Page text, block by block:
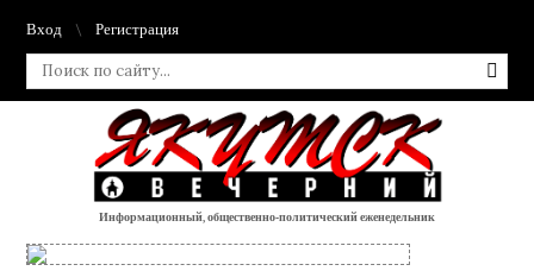
Вход Регистрация
Информационный, общественно-политический еженедельник